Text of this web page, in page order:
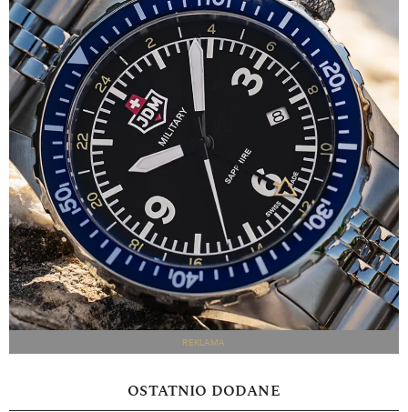
REKLAMA
OSTATNIO DODANE